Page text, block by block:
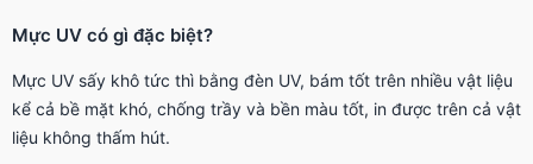
Mực UV có gì đặc biệt?
Mực UV sấy khô tức thì bằng đèn UV, bám tốt trên nhiều vật liệu
kể cả bề mặt khó, chống trầy và bền màu tốt, in được trên cả vật
liệu không thấm hút.